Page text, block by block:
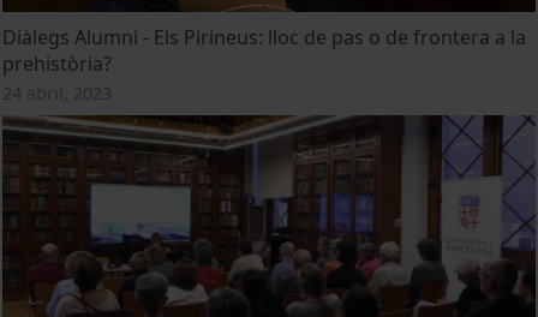
Diàlegs Alumni - Els Pirineus: lloc de pas o de frontera a la
prehistòria?
24 abril, 2023